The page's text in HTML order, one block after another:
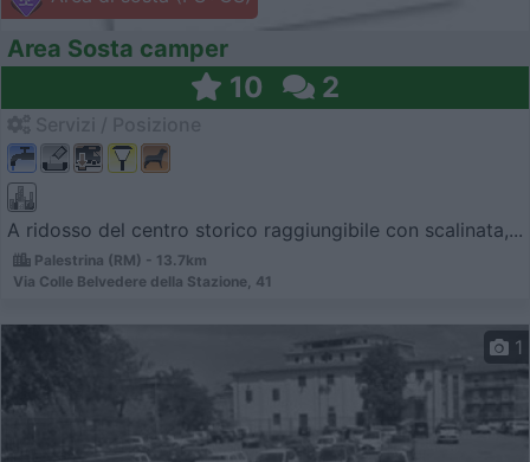
Area Sosta camper
10 2
A ridosso del centro storico raggiungibile con scalinata,...
Palestrina (RM) - 13.7km
Via Colle Belvedere della Stazione, 41
1